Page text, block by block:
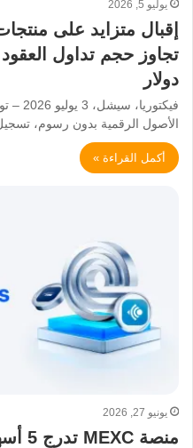
يوليو 5, 2026
دولار
الأصول الرقمية بدون رسوم،
أكمل القراءة »
يونيو 27, 2026